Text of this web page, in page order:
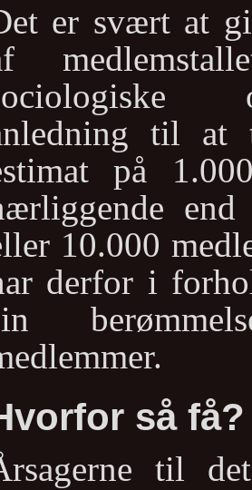
er svært at
til at
på
end
10.000
derfor i
så få?
til